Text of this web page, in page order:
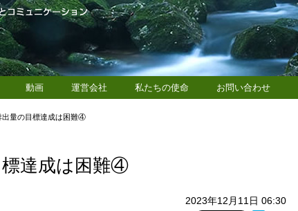
動画 運営会社 私たちの使命 お問い合わせ
出量の目標達成は困難④
標達成は困難④
2023年12月11日 06:30